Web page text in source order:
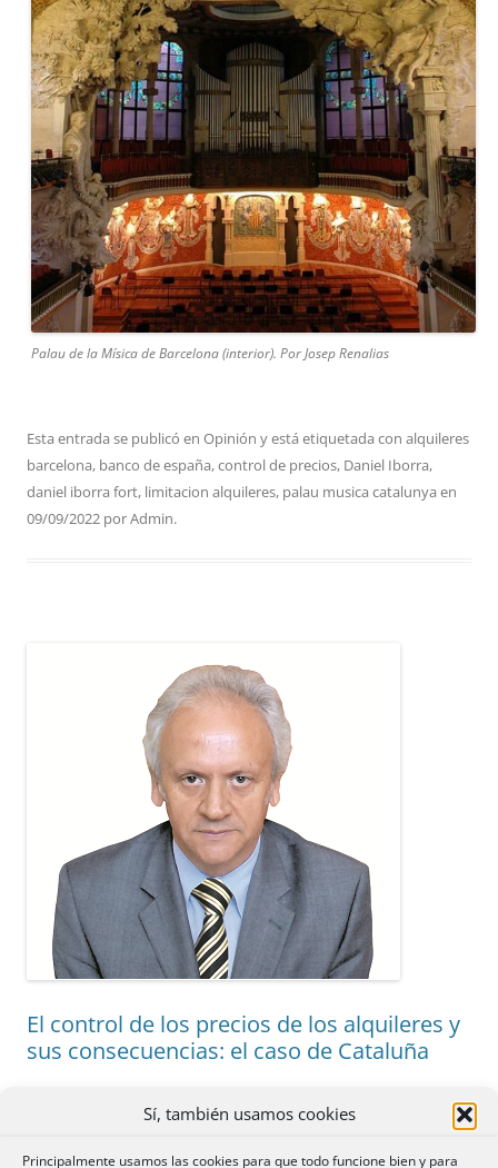
Sí, también usamos cookies
Principalmente usamos las cookies para que todo funcione bien y para
Palau de la Mísica de Barcelona (interior). Por Josep Renalias
Esta entrada se publicó en Opinión y está etiquetada con alquileres
barcelona, banco de españa,control de precios, Daniel Iborra,
daniel iborra fort, limitacion alquileres, palau musica catalunya en
09/09/2022 porAdmin.
El control de los precios de los alquileres y
sus consecuencias: el caso de Cataluña
EL CONTROL DE LOS PRECIOS DE LOS